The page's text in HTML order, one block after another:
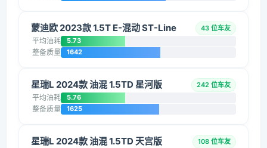
蒙迪欧 2023款 1.5T E-混动 ST-Line 43 位车友
平均油耗 5.73
整备质量 1642
星瑞L 2024款 油混 1.5TD 星河版 242 位车友
平均油耗 5.76
整备质量 1625
星瑞L 2024款 油混 1.5TD 天宫版 108 位车友